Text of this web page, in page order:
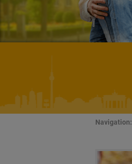
Navigation: